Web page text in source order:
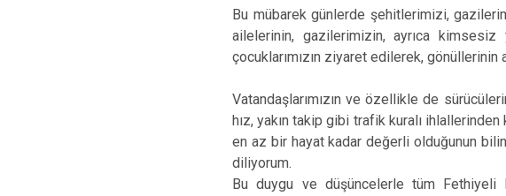
Bu mübarek günlerde şehitlerimizi,
ailelerinin, gazilerimizin, ayrıca kimsesiz
çocuklarımızın ziyaret edilerek, gönüllerinin
Vatandaşlarımızın ve özellikle de
hız, yakın takip gibi trafik kuralı ihlallerinden
en az bir hayat kadar değerli olduğunun
diliyorum.
Bu duygu ve düşüncelerle tüm Fethiyeli